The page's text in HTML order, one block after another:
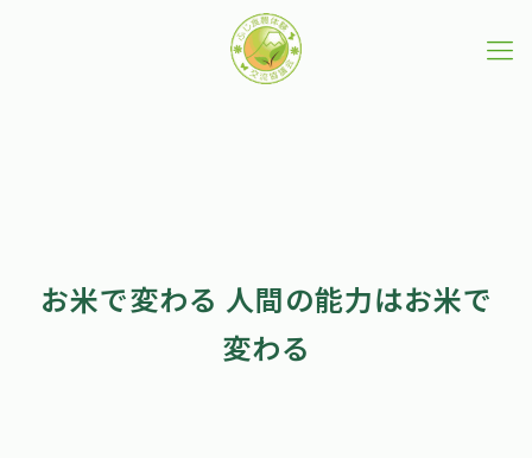
お米で変わる 人間の能力はお米で
変わる